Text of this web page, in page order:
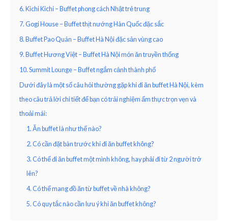
6. Kichi Kichi – Buffet phong cách Nhật trẻ trung
7. Gogi House – Buffet thịt nướng Hàn Quốc đặc sắc
8. Buffet Pao Quán – Buffet Hà Nội đặc sản vùng cao
9. Buffet Hương Việt – Buffet Hà Nội món ăn truyền thống
10. Summit Lounge – Buffet ngắm cảnh thành phố
Dưới đây là một số câu hỏi thường gặp khi đi ăn buffet Hà Nội, kèm
theo câu trả lời chi tiết để bạn có trải nghiệm ẩm thực trọn vẹn và
thoải mái:
1. Ăn buffet là như thế nào?
2. Có cần đặt bàn trước khi đi ăn buffet không?
3. Có thể đi ăn buffet một mình không, hay phải đi từ 2 người trở
lên?
4. Có thể mang đồ ăn từ buffet về nhà không?
5. Có quy tắc nào cần lưu ý khi ăn buffet không?